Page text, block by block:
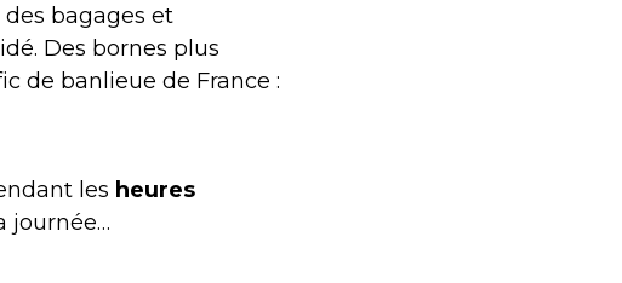
bagages et
Des bornes plus
de banlieue de France :
les heures
journée…